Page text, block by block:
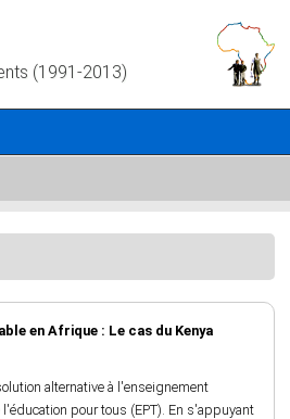
(1991-2013)
en Afrique : Le cas du Kenya
alternative à l'enseignement
pour tous (EPT). En s'appuyant